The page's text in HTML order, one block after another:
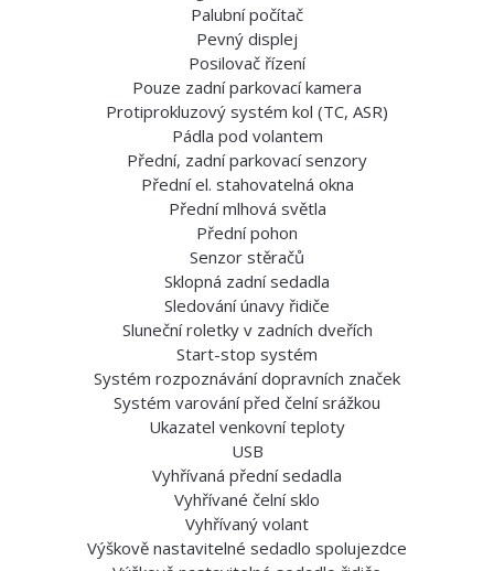
Palubní počítač
Pevný displej
Posilovač řízení
Pouze zadní parkovací kamera
Protiprokluzový systém kol (TC, ASR)
Pádla pod volantem
Přední, zadní parkovací senzory
Přední el. stahovatelná okna
Přední mlhová světla
Přední pohon
Senzor stěračů
Sklopná zadní sedadla
Sledování únavy řidiče
Sluneční roletky v zadních dveřích
Start-stop systém
Systém rozpoznávání dopravních značek
Systém varování před čelní srážkou
Ukazatel venkovní teploty
USB
Vyhřívaná přední sedadla
Vyhřívané čelní sklo
Vyhřívaný volant
Výškově nastavitelné sedadlo spolujezdce